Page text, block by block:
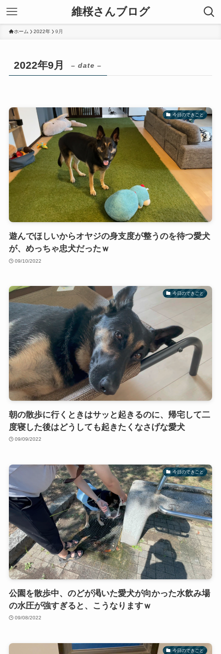
維桜さんブログ
ホーム 2022年 9月
2022年9月 – date –
今日のできごと
遊んでほしいからオヤジの身支度が整うのを待つ愛犬
が、めっちゃ忠犬だったｗ
09/10/2022
今日のできごと
朝の散歩に行くときはサッと起きるのに、帰宅して二
度寝した後はどうしても起きたくなさげな愛犬
09/09/2022
今日のできごと
公園を散歩中、のどが渇いた愛犬が向かった水飲み場
の水圧が強すぎると、こうなりますｗ
09/08/2022
今日のできごと